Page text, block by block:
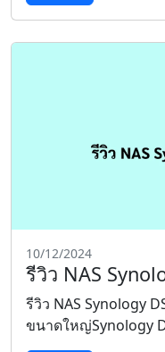
10/12/2024
รีวิว NAS
รีวิว NAS Synology
ขนาดใหญ่Synology